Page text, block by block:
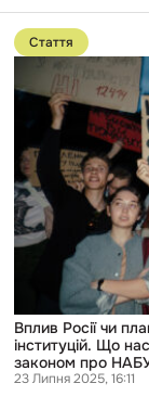
Перейти
до
публікації
Вплив
Росії
плановане
нищення
антикорупційних
інституцій.
Що
насправді
відбувалося
скандальним
законом
НАБУ
та
САП
Стаття
Вплив Росії чи
інституцій. Що
законом про
23 Липня 2025, 16:11